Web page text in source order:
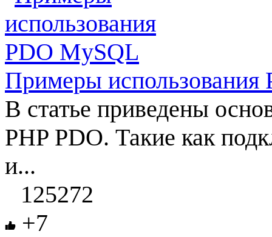
Примеры использования
В статье приведены
PHP PDO. Такие как
и...
125272
+7